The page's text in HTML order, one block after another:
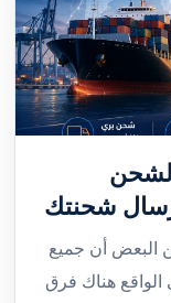
شحنتك
البعض أن جميع
الواقع هناك فرق